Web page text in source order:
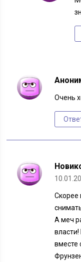
Очень
Скорее
А меч
вместе